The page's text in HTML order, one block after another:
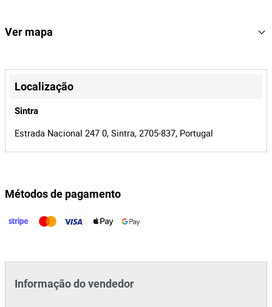
Referência
Id do leilão 43464
Id do lote
Ver mapa
+
−
Localização
Sintra
Estrada Nacional 247 0, Sintra, 2705-837, Portugal
Métodos de pagamento
Informação do vendedor